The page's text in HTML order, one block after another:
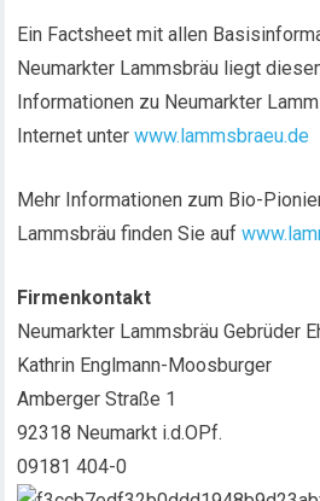
Ein Factsheet mit allen
Neumarkter Lammsbräu liegt
Informationen zu Neumarkter
Internet unterwww.lammsbraeu.de
Mehr Informationen zum Bio-
Lammsbräu finden Sie auf
Firmenkontakt
Neumarkter Lammsbräu Gebrüder
Kathrin Englmann-Moosburger
Amberger Straße 1
92318 Neumarkt i.d.OPf.
09181 404-0